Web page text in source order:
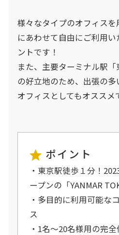
様々なタイプのオフィスを
にあわせて自由にご利用
ントです！
また、主要ターミナル駅
の好立地のため、出張の
オフィスとしてもオススメ
ポイント
・東京駅徒歩１分！
ープンの「YANMAR
・多目的に利用可能な
ス
・1名～20名様用の完